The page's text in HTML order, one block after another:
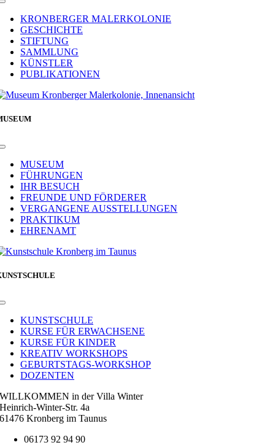
Toggle
NavigationKRONBERGER MALERKOLONIE
GESCHICHTE
STIFTUNG
SAMMLUNG
KÜNSTLER
PUBLIKATIONEN
Toggle
NavigationMUSEUM
FÜHRUNGEN
IHR BESUCH
FREUNDE UND FÖRDERER
VERGANGENE AUSSTELLUNGEN
PRAKTIKUM
EHRENAMT
Toggle
NavigationKUNSTSCHULE
KURSE FÜR ERWACHSENE
KURSE FÜR KINDER
KREATIV WORKSHOPS
GEBURTSTAGS-WORKSHOP
DOZENTEN
WILLKOMMEN in der Villa Winter
Heinrich-Winter-Str. 4a
61476 Kronberg im Taunus
06173 92 94 90